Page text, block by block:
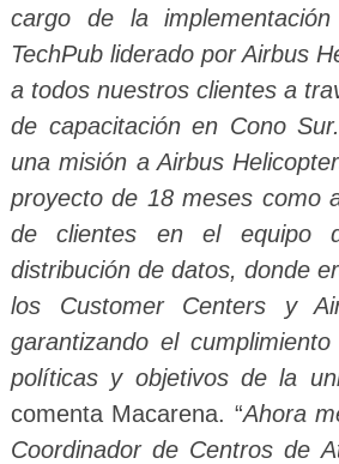
cargo de la
TechPub liderado por Airbus
a todos nuestros clientes a
de capacitación en Cono
una misión a Airbus
proyecto de 18 meses como
de clientes en el equipo
distribución de datos, donde
los Customer Centers y
garantizando el
políticas y objetivos de la
comenta Macarena. “Ahora
Coordinador de Centros de